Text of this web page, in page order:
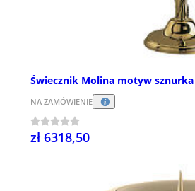
Świecznik Molina motyw sznurka
NA ZAMÓWIENIE
zł 6318,50